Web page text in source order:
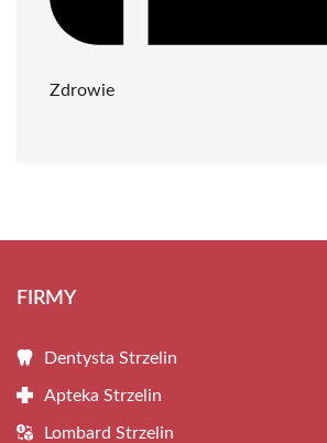
Zdrowie
FIRMY
Dentysta Strzelin
Apteka Strzelin
Lombard Strzelin